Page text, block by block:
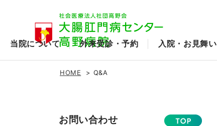
当院について 外来受診・予約 入院・お見舞い
HOME Q&A
お問い合わせ